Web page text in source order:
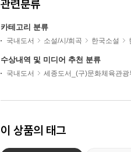
관련분류
카테고리 분류
국내도서 소설/시/희곡 한국소설
수상내역 및 미디어 추천 분류
국내도서 세종도서_(구)문화체육관광
이 상품의 태그